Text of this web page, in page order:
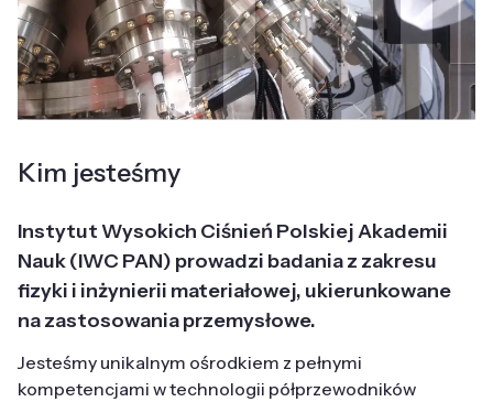
Kim jesteśmy
Instytut Wysokich Ciśnień Polskiej Akademii
Nauk (IWC PAN) prowadzi badania z zakresu
fizyki i inżynierii materiałowej, ukierunkowane
na zastosowania przemysłowe.
Jesteśmy unikalnym ośrodkiem z pełnymi
kompetencjami w technologii półprzewodników